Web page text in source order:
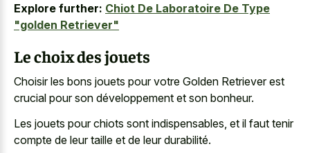
Explore further: Chiot De Laboratoire De Type
"golden Retriever"
Le choix des jouets
Choisir les bons jouets pour votre Golden Retriever est
crucial pour son développement et son bonheur.
Les jouets pour chiots sont indispensables, et il faut tenir
compte de leur taille et de leur durabilité.